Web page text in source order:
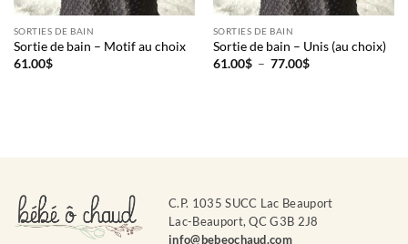
SORTIES DE BAIN
Sortie de bain – Motif au choix
61.00$
SORTIES DE BAIN
Sortie de bain – Unis (au choix)
61.00$ – 77.00$Plage
C.P. 1035 SUCC Lac Beauport
Lac-Beauport, QC G3B 2J8
info@bebeochaud.com